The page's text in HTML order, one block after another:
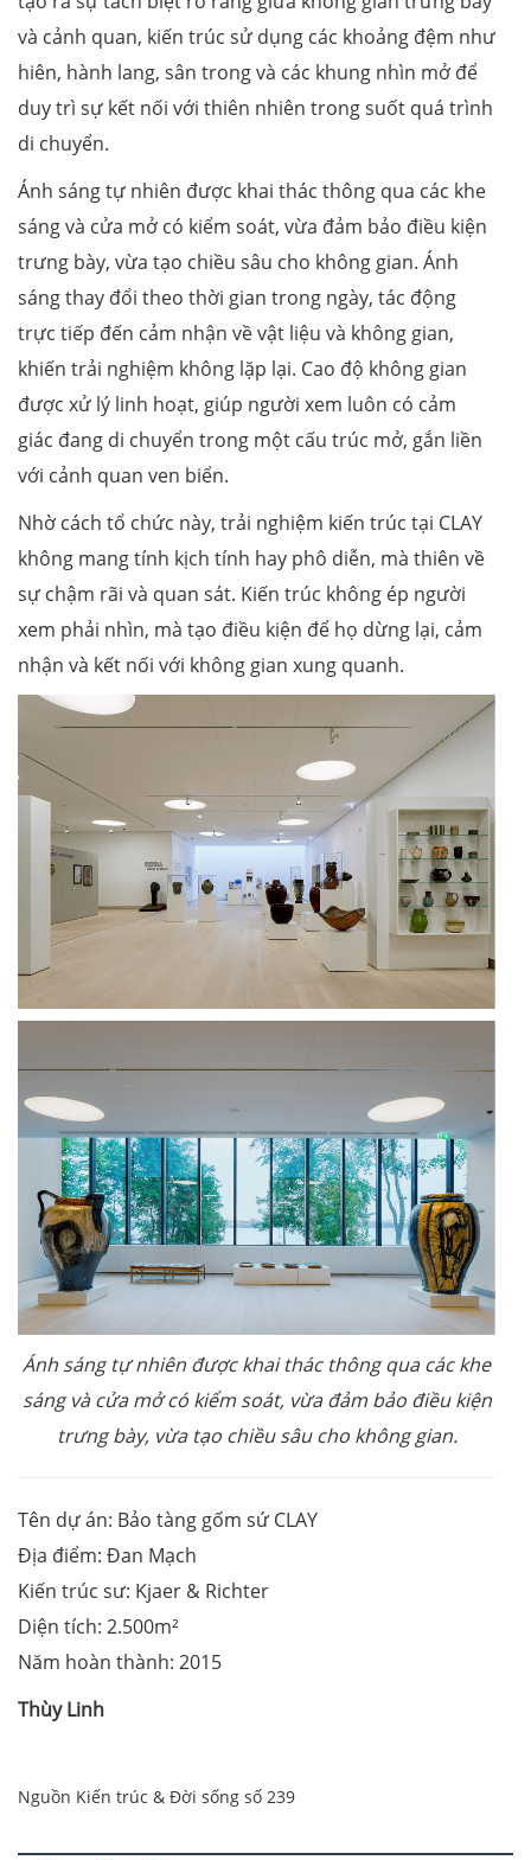
và cảnh quan, kiến trúc sử dụng các khoảng đệm như
hiên, hành lang, sân trong và các khung nhìn mở để
duy trì sự kết nối với thiên nhiên trong suốt quá trình
di chuyển.
Ánh sáng tự nhiên được khai thác thông qua các khe
sáng và cửa mở có kiểm soát, vừa đảm bảo điều kiện
trưng bày, vừa tạo chiều sâu cho không gian. Ánh
sáng thay đổi theo thời gian trong ngày, tác động
trực tiếp đến cảm nhận về vật liệu và không gian,
khiến trải nghiệm không lặp lại. Cao độ không gian
được xử lý linh hoạt, giúp người xem luôn có cảm
giác đang di chuyển trong một cấu trúc mở, gắn liền
với cảnh quan ven biển.
Nhờ cách tổ chức này, trải nghiệm kiến trúc tại CLAY
không mang tính kịch tính hay phô diễn, mà thiên về
sự chậm rãi và quan sát. Kiến trúc không ép người
xem phải nhìn, mà tạo điều kiện để họ dừng lại, cảm
nhận và kết nối với không gian xung quanh.
Ánh sáng tự nhiên được khai thác thông qua các khe
sáng và cửa mở có kiểm soát, vừa đảm bảo điều kiện
trưng bày, vừa tạo chiều sâu cho không gian.
Tên dự án: Bảo tàng gốm sứ CLAY
Địa điểm: Đan Mạch
Kiến trúc sư: Kjaer & Richter
Diện tích: 2.500m²
Năm hoàn thành: 2015
Thùy Linh
Nguồn Kiến trúc & Đời sống số 239